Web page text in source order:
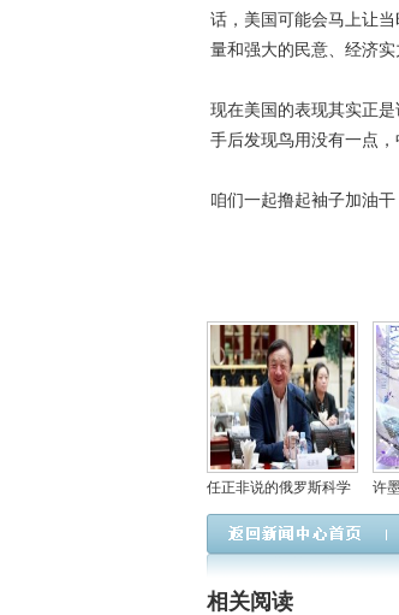
话，美国可能会马上让
量和强大的民意、经济
现在美国的表现其实正
手后发现鸟用没有一点，
咱们一起撸起袖子加油干
任正非说的俄罗斯科学
家小伙子是谁，俄罗斯
人数学为什么这么厉
许
与
相关阅读